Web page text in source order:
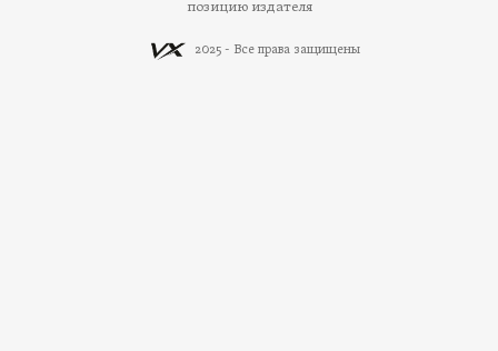
позицию издателя
2025 - Все права защищены